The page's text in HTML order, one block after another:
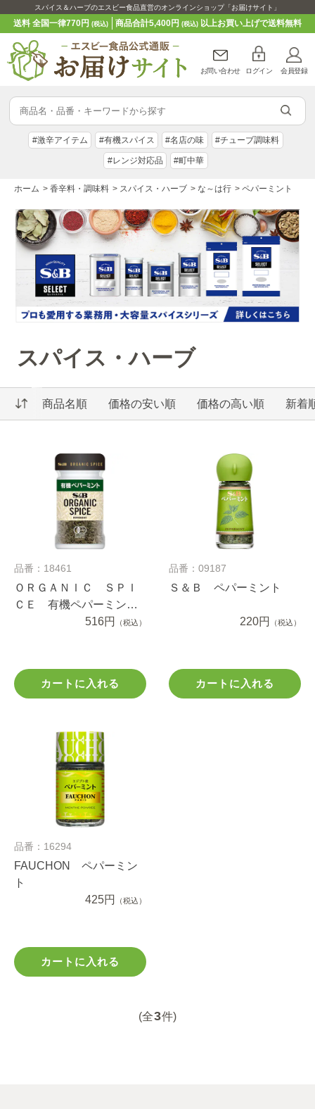
スパイス＆ハーブのエスビー食品直営のオンラインショップ「お届けサイト」
送料 全国一律770円(税込) 商品合計5,400円 (税込)以上お買い上げで送料無料
お問い合わせ ログイン 会員登録
#激辛アイテム #有機スパイス #名店の味 #チューブ調味料
#レンジ対応品 #町中華
ホーム > 香辛料・調味料 > スパイス・ハーブ > な～は行 > ペパーミント
スパイス・ハーブ
商品名順 価格の安い順 価格の高い順 新着
品番：18461
ＯＲＧＡＮＩＣ ＳＰＩ
ＣＥ 有機ペパーミン
516円 （税込）
カートに入れる
品番：09187
Ｓ＆Ｂ ペパーミント
220円 （税込）
カートに入れる
品番：16294
FAUCHON ペパーミン
ト
425円
（税込）
カートに入れる
(全3件)